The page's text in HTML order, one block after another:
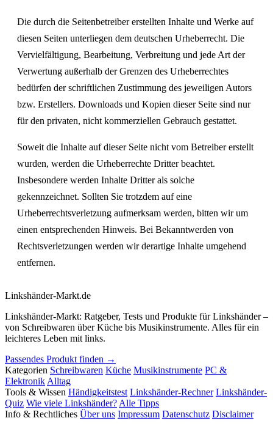
Die durch die Seitenbetreiber erstellten Inhalte und Werke auf
diesen Seiten unterliegen dem deutschen Urheberrecht. Die
Vervielfältigung, Bearbeitung, Verbreitung und jede Art der
Verwertung außerhalb der Grenzen des Urheberrechtes
bedürfen der schriftlichen Zustimmung des jeweiligen Autors
bzw. Erstellers. Downloads und Kopien dieser Seite sind nur
für den privaten, nicht kommerziellen Gebrauch gestattet.
Soweit die Inhalte auf dieser Seite nicht vom Betreiber erstellt
wurden, werden die Urheberrechte Dritter beachtet.
Insbesondere werden Inhalte Dritter als solche
gekennzeichnet. Sollten Sie trotzdem auf eine
Urheberrechtsverletzung aufmerksam werden, bitten wir um
einen entsprechenden Hinweis. Bei Bekanntwerden von
Rechtsverletzungen werden wir derartige Inhalte umgehend
entfernen.
Linkshänder-Markt.de
Linkshänder-Markt: Ratgeber, Tests und Produkte für Linkshänder –
von Schreibwaren über Küche bis Musikinstrumente. Alles für ein
leichteres Leben mit links.
Passendes Produkt finden →
Kategorien Schreibwaren Küche Musikinstrumente PC &
Elektronik Alltag
Tools & Wissen Händigkeitstest Linkshänder-Rechner Linkshänder-
Quiz Wie viele Linkshänder? Alle Tipps
Info & Rechtliches Über uns Impressum Datenschutz Disclaimer